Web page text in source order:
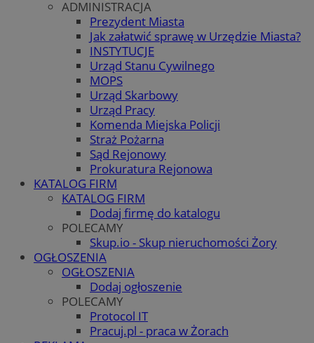
ADMINISTRACJA
Prezydent Miasta
Jak załatwić sprawę w Urzędzie Miasta?
INSTYTUCJE
Urząd Stanu Cywilnego
MOPS
Urząd Skarbowy
Urząd Pracy
Komenda Miejska Policji
Straż Pożarna
Sąd Rejonowy
Prokuratura Rejonowa
KATALOG FIRM
KATALOG FIRM
Dodaj firmę do katalogu
POLECAMY
Skup.io - Skup nieruchomości Żory
OGŁOSZENIA
OGŁOSZENIA
Dodaj ogłoszenie
POLECAMY
Protocol IT
Pracuj.pl - praca w Żorach